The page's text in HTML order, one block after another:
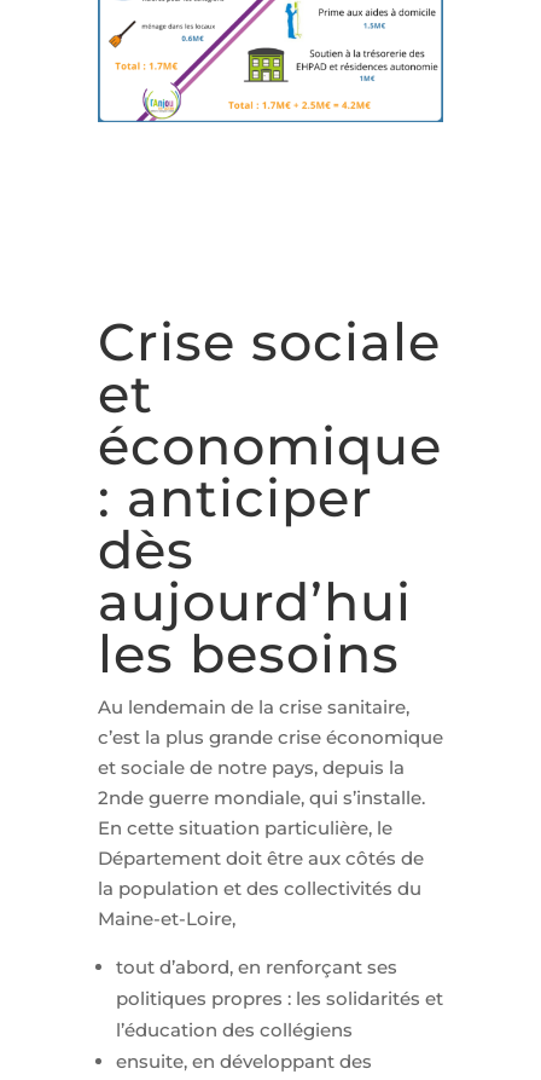
Crise sociale
et
économique
: anticiper
dès
aujourd’hui
les besoins
Au lendemain de la crise sanitaire,
c’est la plus grande crise économique
et sociale de notre pays, depuis la
2nde guerre mondiale, qui s’installe.
En cette situation particulière, le
Département doit être aux côtés de
la population et des collectivités du
Maine-et-Loire,
tout d’abord, en renforçant ses
politiques propres : les solidarités et
l’éducation des collégiens
ensuite, en développant des